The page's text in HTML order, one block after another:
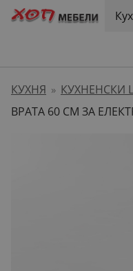
КУХНЯ » КУХНЕНСКИ
ВРАТА 60 СМ ЗА